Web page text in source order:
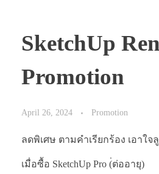
SketchUp
Promotion
April 26, 2024 Promotion
ลดพิเศษ ตามคำเรียกร้อง เอาใจ
เมื่อซื้อ SketchUp Pro (่ต่ออายุ)